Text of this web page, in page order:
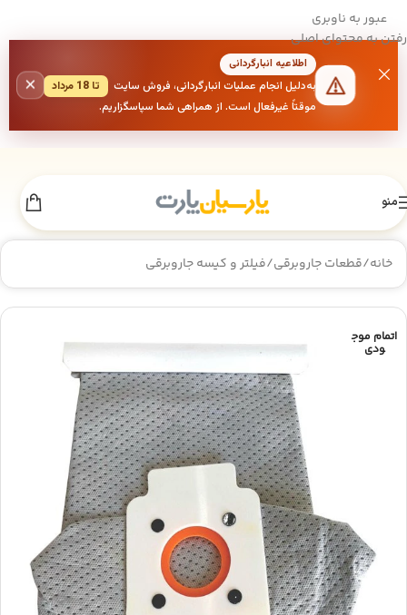
عبور به ناوبری
رفتن به محتوای اصلی
اطلاعیه انبارگردانی
به‌دلیل انجام عملیات انبارگردانی، فروش سایت
تا 18 مرداد
موقتاً غیرفعال است. از همراهی شما سپاسگزاریم.
×
منو
خانه/قطعات جاروبرقی/فیلتر و کیسه جاروبرقی
اتمام موج
ودی